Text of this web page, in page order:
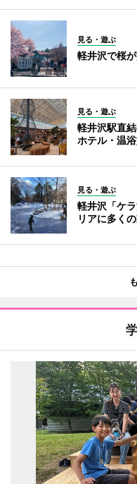
見る・遊ぶ
軽井沢で桜
見る・遊ぶ
軽井沢駅直
ホテル・温
見る・遊ぶ
軽井沢「ケ
リアに多く